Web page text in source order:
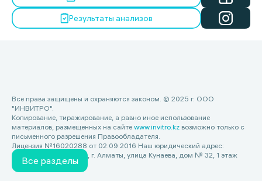
Все разделы
Результаты анализов
Все права защищены и охраняются законом. © 2025 г. ООО
"ИНВИТРО".
Копирование, тиражирование, а равно иное использование
материалов, размещенных на сайте www.invitro.kz возможно только с
письменного разрешения Правообладателя.
Лицензия №16020288 от 02.09.2016 Наш юридический адрес:
Республика Казахстан, г. Алматы, улица Кунаева, дом № 32, 1 этаж